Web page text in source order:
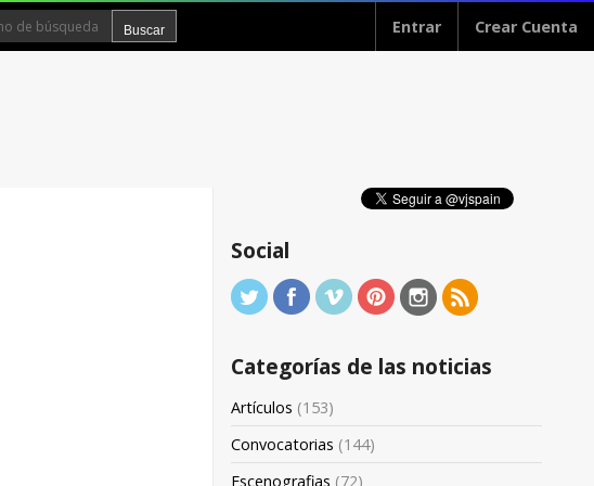
Entrar Crear Cuenta
Social
Categorías de las noticias
Artículos (153)
Convocatorias (144)
Escenografias (72)